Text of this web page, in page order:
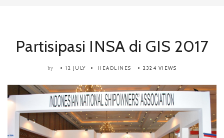
Partisipasi INSA di GIS 2017
by 12 JULY HEADLINES 2324 VIEWS